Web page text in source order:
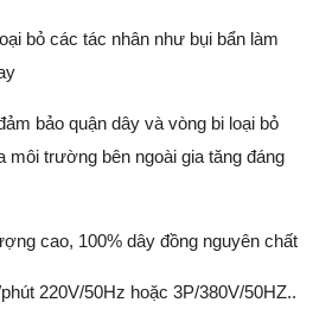
bỏ các tác nhân như bụi bẩn làm
bảo quận dây và vòng bi loại bỏ
trường bên ngoài gia tăng đáng
cao, 100% dây đồng nguyên chất
220V/50Hz hoặc 3P/380V/50HZ..